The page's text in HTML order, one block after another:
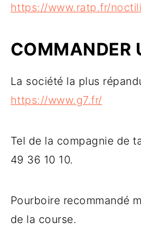
https://www.ratp.fr/
COMMANDER
La société la plus
https://www.g7.fr/
Tel de la compagnie de
49 36 10 10.
Pourboire recommandé
de la course.